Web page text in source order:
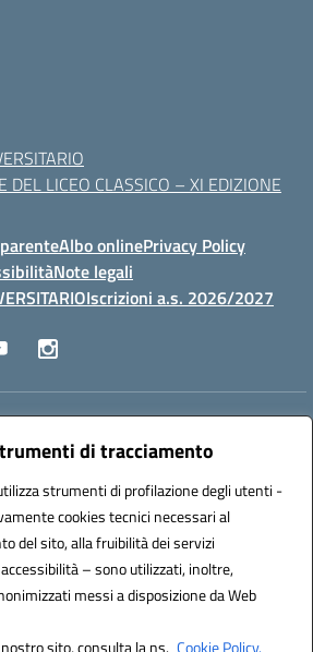
di tracciamento
strumenti di profilazione degli utenti -
cookies tecnici necessari al
del sito, alla fruibilità dei servizi
– sono utilizzati, inoltre,
messi a disposizione da Web
sito, consulta la ns. Cookie Policy.
DEL LICEO CLASSICO – XI EDIZIONE
Albo onlinePrivacy Policy
Note legali
Iscrizioni a.s. 2026/2027
Email:fgps210002@istruzione.it
FGPS210002
(CUF): UF7W9K
Powered by 3D Solution S.r.l.